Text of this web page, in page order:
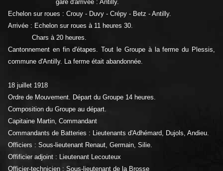
gare d'arrivée : Antilly.
Echelon sur roues : Crouy - Duvy - Crépy - Betz - Antilly.
Arrivée : Echelon sur roues à 11 heures 30.
Chars à 20 heures.
Cantonnement en fin d'étapes. Tout le Groupe à la ferme du Plessis,
commune d'Antilly. La ferme était abandonnée.
18 juillet 1918
Ordre de Mouvement. Départ du Groupe 14 heures.
Composition du Groupe au départ.
Capitaine Martin, Commandant
Commandants de Batteries : Lieutenants d'Adhémard, Dujols, Andieu.
Officiers : Sous-lieutenant Renaut, Germain, Silie.
Offificier adjoint : Lieutenant Lecouteux
Officier-technicien : Sous-lieutenant de la Brosse